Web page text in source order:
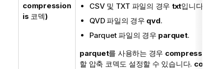
compression
is 코덱)
CSV및 TXT 파일의 경우 txt입니다.
QVD파일의 경우 qvd.
Parquet파일의 경우 parquet.
parquet를 사용하는 경우 compression
할 압축 코덱도 설정할 수 있습니다.